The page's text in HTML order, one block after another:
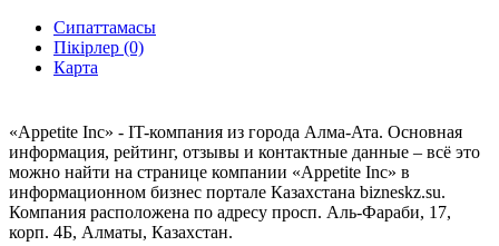
Сипаттамасы
Пікірлер (0)
Карта
«Appetite Inc» - IT-компания из города Алма-Ата. Основная
информация, рейтинг, отзывы и контактные данные – всё это
можно найти на странице компании «Appetite Inc» в
информационном бизнес портале Казахстана bizneskz.su.
Компания расположена по адресу просп. Аль-Фараби, 17,
корп. 4Б, Алматы, Казахстан.